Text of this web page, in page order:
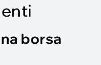
borsa